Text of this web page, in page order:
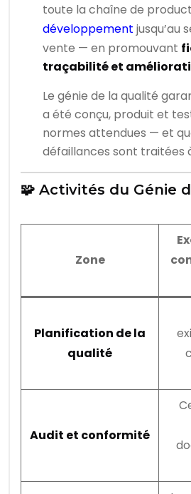
toute la chaîne de
développement jusqu’au
vente — en promouvant
traçabilité et
Le génie de la qualité
a été conçu, produit et
normes attendues — et
défaillances sont traitées
🧩 Activités du Génie
Zone
Planification de la
qualité
Audit et conformité